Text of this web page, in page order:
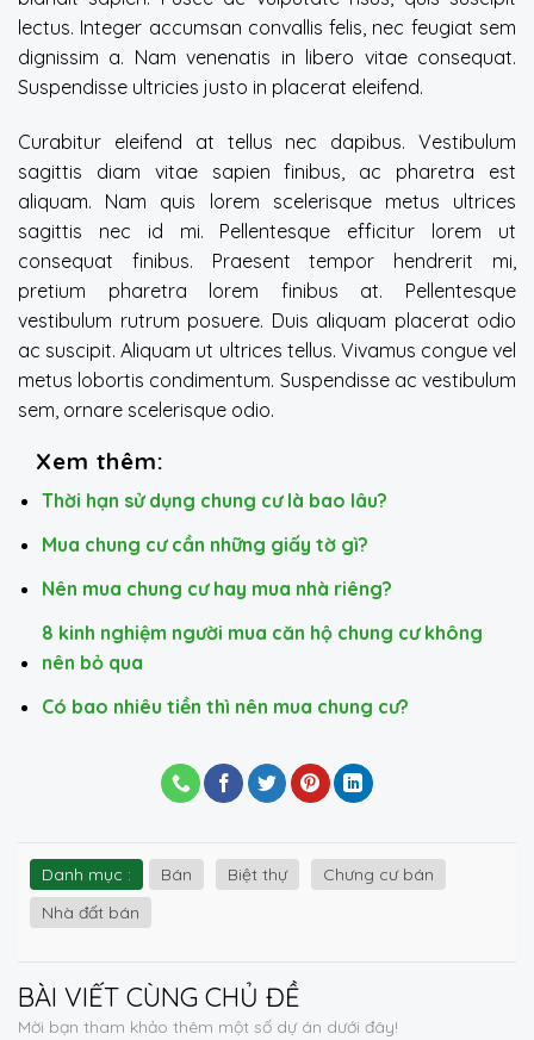
lectus. Integer accumsan convallis felis, nec feugiat sem
dignissim a. Nam venenatis in libero vitae consequat.
Suspendisse ultricies justo in placerat eleifend.
Curabitur eleifend at tellus nec dapibus. Vestibulum
sagittis diam vitae sapien finibus, ac pharetra est
aliquam. Nam quis lorem scelerisque metus ultrices
sagittis nec id mi. Pellentesque efficitur lorem ut
consequat finibus. Praesent tempor hendrerit mi,
pretium pharetra lorem finibus at. Pellentesque
vestibulum rutrum posuere. Duis aliquam placerat odio
ac suscipit. Aliquam ut ultrices tellus. Vivamus congue vel
metus lobortis condimentum. Suspendisse ac vestibulum
sem, ornare scelerisque odio.
Xem thêm:
Thời hạn sử dụng chung cư là bao lâu?
Mua chung cư cần những giấy tờ gì?
Nên mua chung cư hay mua nhà riêng?
8 kinh nghiệm người mua căn hộ chung cư không
nên bỏ qua
Có bao nhiêu tiền thì nên mua chung cư?
Danh mục : Bán Biệt thự
Chưng cư bán
Nhà đất bán
BÀI VIẾT CÙNG CHỦ ĐỀ
Mời bạn tham khảo thêm một số dự án dưới đây!